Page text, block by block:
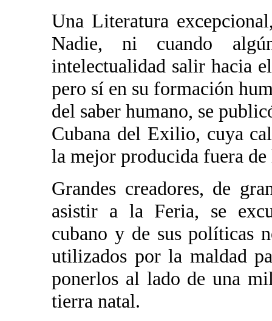
Una Literatura
Nadie, ni cuando
intelectualidad salir hacia
pero sí en su formación
del saber humano, se
Cubana del Exilio, cuya
la mejor producida fuera
Grandes creadores, de
asistir a la Feria, se
cubano y de sus políticas
utilizados por la maldad
ponerlos al lado de una
tierra natal.